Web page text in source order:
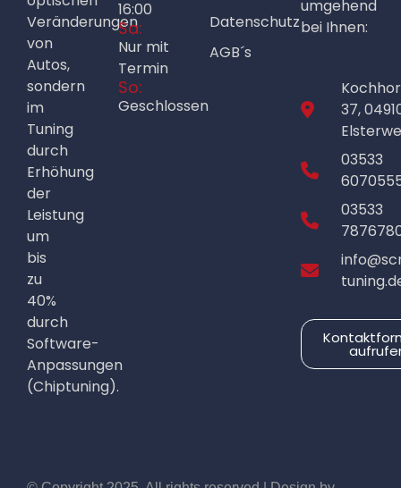
Veränderungen
von
Autos,
sondern
im
Tuning
durch
Erhöhung
der
Leistung
um
bis
zu
40%
durch
Software-
Anpassungen
(Chiptuning).
16:00
Sa:
Nur mit
Termin
So:
Geschlossen
Datenschutz
AGB´s
umgehend
bei Ihnen:
37,
03533
03533